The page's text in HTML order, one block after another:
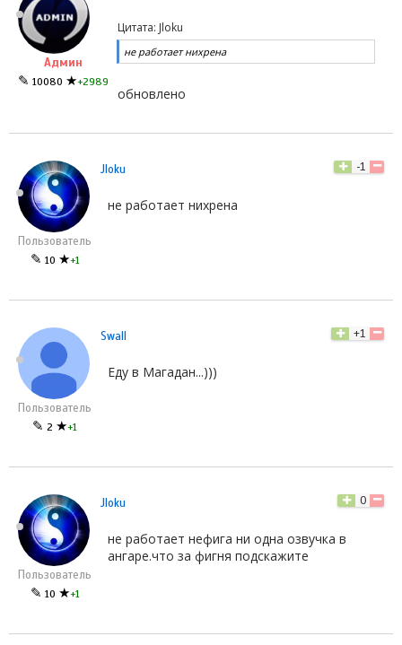
Админ
✎ 10080 ★+2989
Цитата: Jloku
не работает нихрена
обновлено
Пользователь
✎ 10 ★+1
Jloku -1
не работает нихрена
Пользователь
✎ 2 ★+1
Swall +1
Еду в Магадан...)))
Пользователь
✎ 10 ★+1
Jloku 0
не работает нефига ни одна озвучка в
ангаре.что за фигня подскажите